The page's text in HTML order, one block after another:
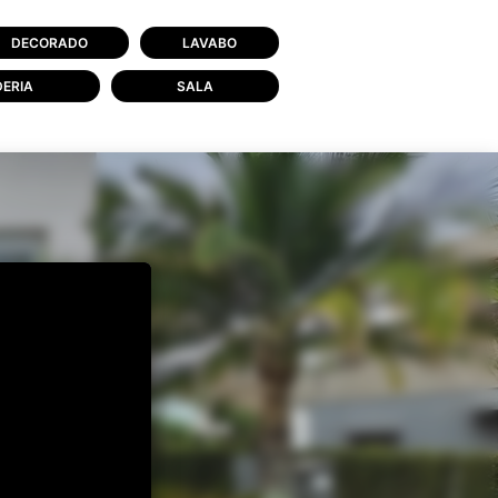
DECORADO LAVABO
SALA